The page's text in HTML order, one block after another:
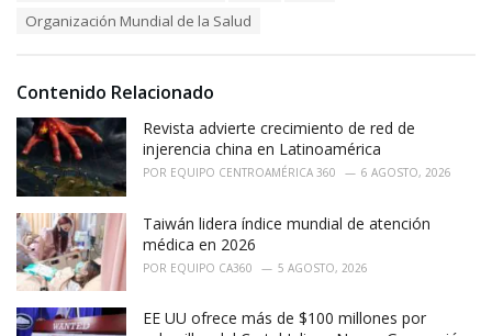
s
:
Organización Mundial de la Salud
Contenido Relacionado
Revista advierte crecimiento de red de
injerencia china en Latinoamérica
POR EQUIPO CENTROAMÉRICA 360 6 AGOSTO, 2026
Taiwán lidera índice mundial de atención
médica en 2026
POR EQUIPO CA360 5 AGOSTO, 2026
EE UU ofrece más de $100 millones por